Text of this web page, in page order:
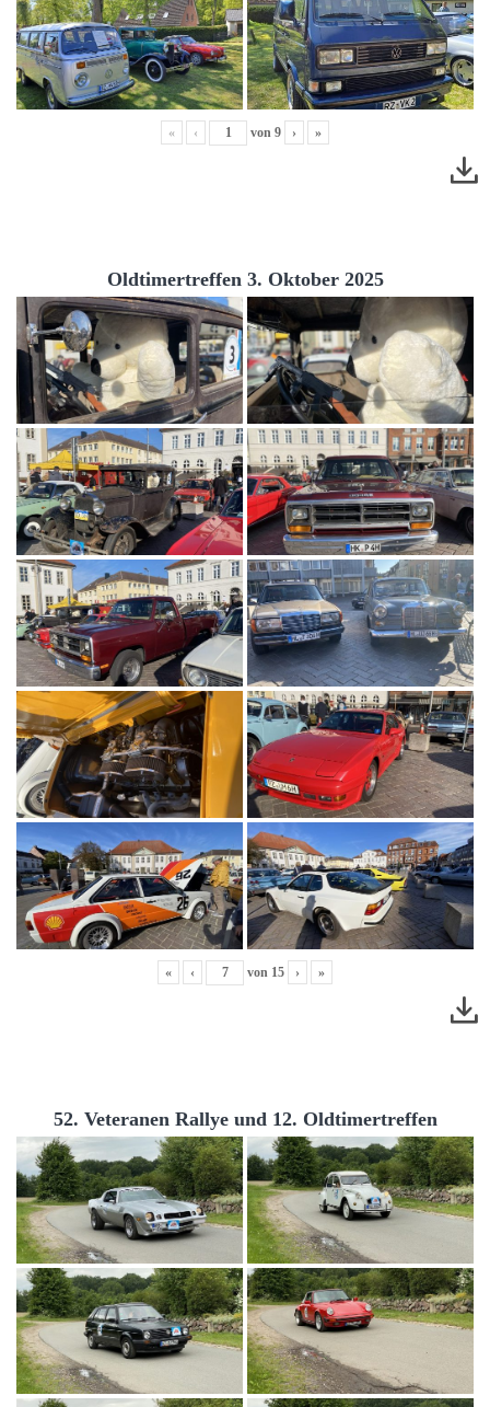
« ‹ von 9 › »
Oldtimertreffen 3. Oktober 2025
« ‹ von 15 › »
52. Veteranen Rallye und 12. Oldtimertreffen